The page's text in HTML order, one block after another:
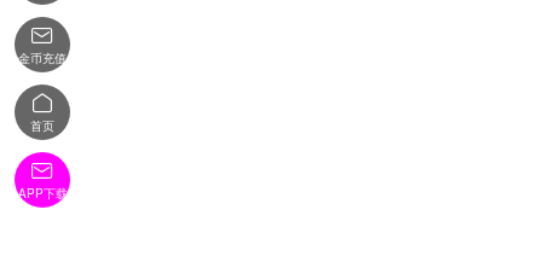

金币充值

首页

APP下载